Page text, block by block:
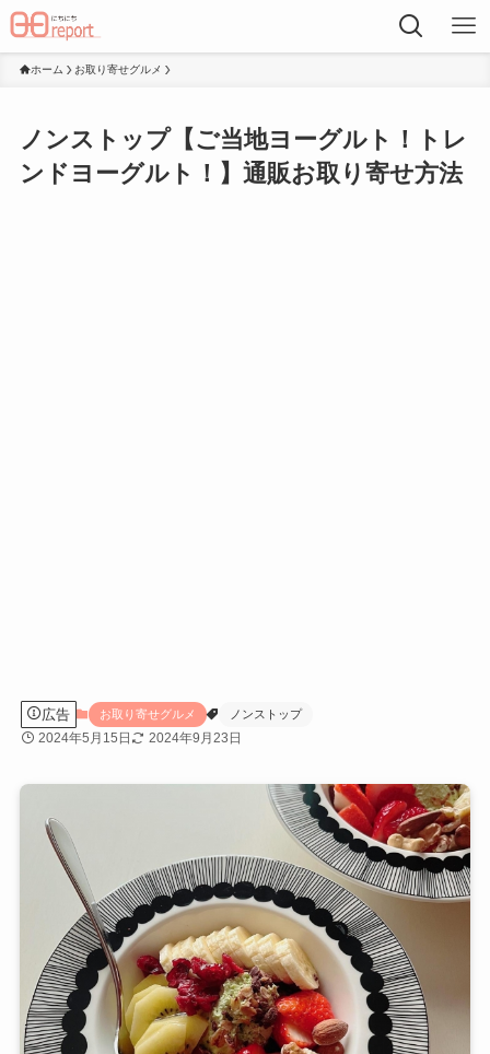
ホーム お取り寄せグルメ
ノンストップ【ご当地ヨーグルト！トレ
ンドヨーグルト！】通販お取り寄せ方法
広告 お取り寄せグルメ ノンストップ
2024年5月15日 2024年9月23日